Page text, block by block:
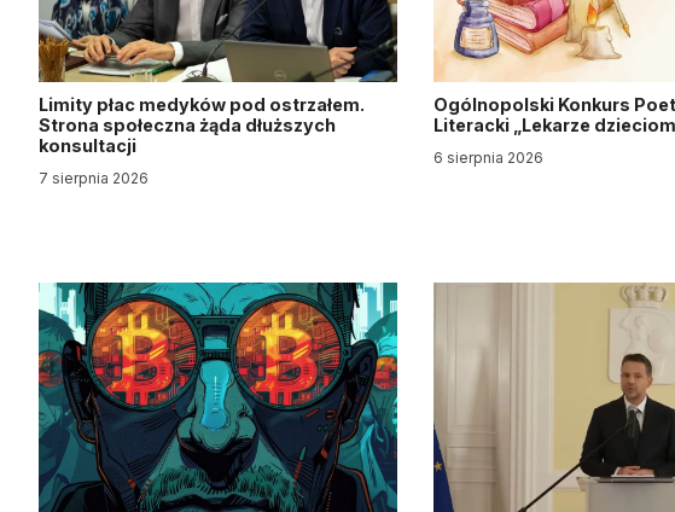
Limity płac medyków pod ostrzałem.
Strona społeczna żąda dłuższych
konsultacji
7 sierpnia 2026
Ogólnopolski Konkurs
Literacki „Lekarze
6 sierpnia 2026